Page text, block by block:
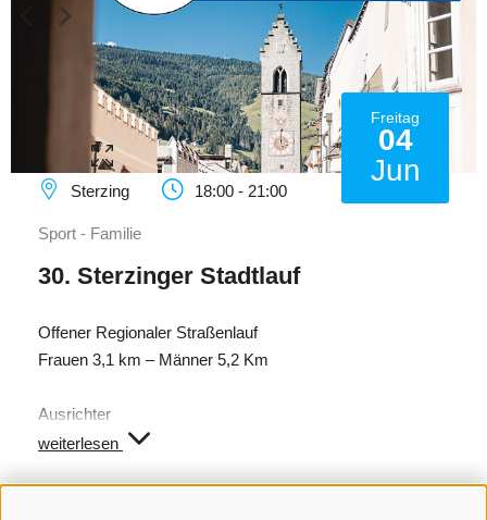
Freitag
04
Jun
Sterzing 18:00 - 21:00
Sport - Familie
30. Sterzinger Stadtlauf
Offener Regionaler Straßenlauf
Frauen 3,1 km – Männer 5,2 Km
Ausrichter
Amateursportverein Sterzing Volksbank
weiterlesen